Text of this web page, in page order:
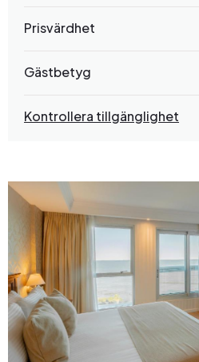
Prisvärdhet
Gästbetyg
Kontrollera tillgänglighet